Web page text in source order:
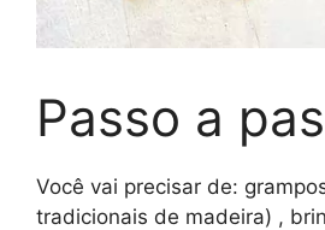
Passo a
Você vai precisar de:
tradicionais de madeira) ,